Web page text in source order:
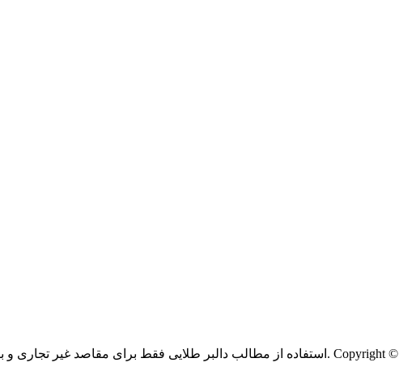
استفاده از مطالب دالبر طلایی فقط برای مقاصد غیر تجاری و کليه حقوق اين سايت متعلق به دالبر طلایی می‌باشد. Copyright ©